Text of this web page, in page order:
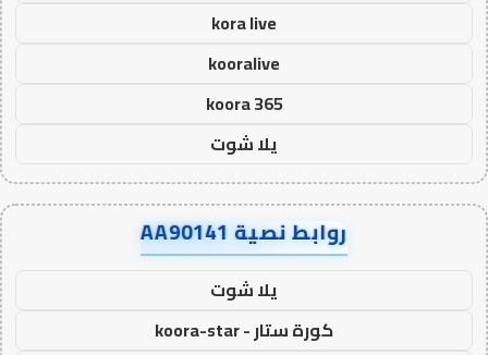
kora live
kooralive
koora 365
يلا شوت
روابط نصية AA90141
يلا شوت
كورة ستار - koora-star